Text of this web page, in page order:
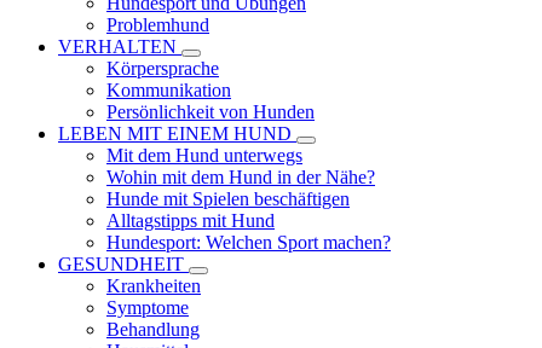
Problemhund
VERHALTEN
Körpersprache
Kommunikation
Persönlichkeit von Hunden
LEBEN MIT EINEM HUND
Mit dem Hund unterwegs
Wohin mit dem Hund in der Nähe?
Hunde mit Spielen beschäftigen
Alltagstipps mit Hund
Hundesport: Welchen Sport machen?
GESUNDHEIT
Krankheiten
Symptome
Behandlung